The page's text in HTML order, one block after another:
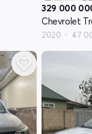
329 000
2020 47